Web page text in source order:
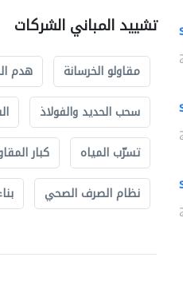
تشييد المباني الشركات
مقاولو الخرسانة هدم
سحب الحديد والفولاذ
تسرّب المياه
كبار
نظام الصرف الصحي